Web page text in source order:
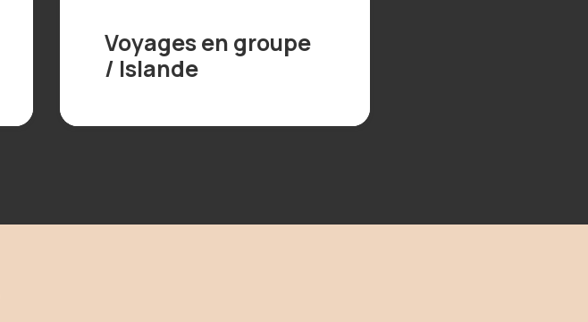
Voyages en groupe
/ Islande